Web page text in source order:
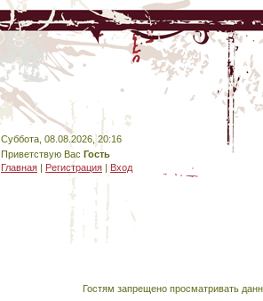
Суббота, 08.08.2026, 20:16
Приветствую Вас Гость
Главная | Регистрация |Вход
Гостям запрещено просматривать